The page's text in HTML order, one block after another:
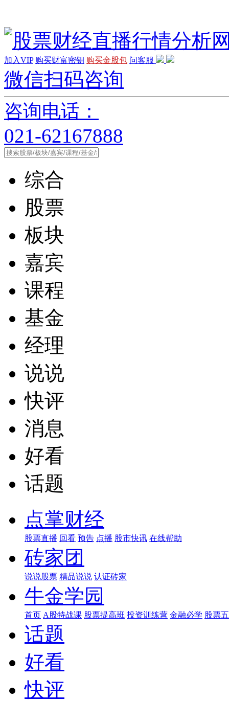
加入VIP 购买财富密钥 购买金股包 问客服
微信扫码咨询
咨询电话：
021-62167888
综合
股票
板块
嘉宾
课程
基金
经理
说说
快评
消息
好看
话题
点掌财经
股票直播 回看 预告 点播 股市快讯 在线帮助
砖家团
说说股票 精品说说 认证砖家
牛金学园
首页 A股特战课 股票提高班 投资训练营 金融必学 股票
话题
好看
快评